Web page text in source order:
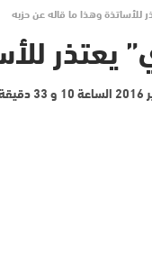
للأساتذة وهذا ما قاله عن حزبه
يعتذر